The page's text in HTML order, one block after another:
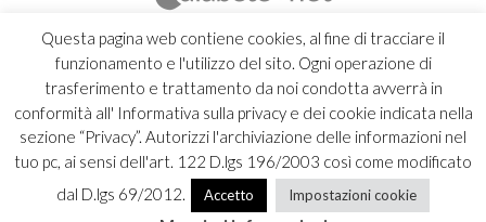
Questa pagina web contiene cookies, al fine di tracciare il
funzionamento e l'utilizzo del sito. Ogni operazione di
trasferimento e trattamento da noi condotta avverrà in
conformità all' Informativa sulla privacy e dei cookie indicata nella
sezione “Privacy”. Autorizzi l'archiviazione delle informazioni nel
tuo pc, ai sensi dell'art. 122 D.lgs 196/2003 così come modificato
dal D.lgs 69/2012.
Accetto Impostazioni cookie
Copyright 2026 Ascensia Diabetes Care Italy srl |Credits